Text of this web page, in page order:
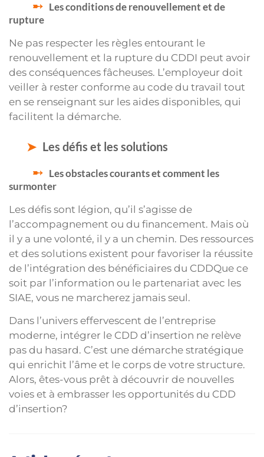
Les conditions de renouvellement et de
rupture
Ne pas respecter les règles entourant le
renouvellement et la rupture du CDDI peut avoir
des conséquences fâcheuses. L’employeur doit
veiller à rester conforme au code du travail tout
en se renseignant sur les aides disponibles, qui
facilitent la démarche.
Les défis et les solutions
Les obstacles courants et comment les
surmonter
Les défis sont légion, qu’il s’agisse de
l’accompagnement ou du financement. Mais où
il y a une volonté, il y a un chemin. Des ressources
et des solutions existent pour favoriser la réussite
de l’intégration des bénéficiaires du CDDQue ce
soit par l’information ou le partenariat avec les
SIAE, vous ne marcherez jamais seul.
Dans l’univers effervescent de l’entreprise
moderne, intégrer le CDD d’insertion ne relève
pas du hasard. C’est une démarche stratégique
qui enrichit l’âme et le corps de votre structure.
Alors, êtes-vous prêt à découvrir de nouvelles
voies et à embrasser les opportunités du CDD
d’insertion?